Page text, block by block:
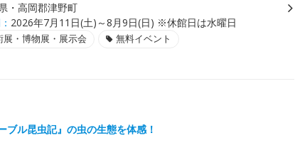
・高岡郡津野町
2026年7月11日(土)～8月9日(日) ※休館日は水曜日
展・博物展・展示会 無料イベント
ブル昆虫記』の虫の生態を体感！